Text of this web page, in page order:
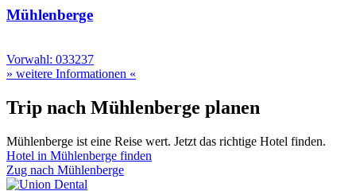
Mühlenberge
Vorwahl: 033237
» weitere Informationen «
Trip nach Mühlenberge planen
Mühlenberge ist eine Reise wert. Jetzt das richtige Hotel finden.
Hotel in Mühlenberge finden
Zug nach Mühlenberge